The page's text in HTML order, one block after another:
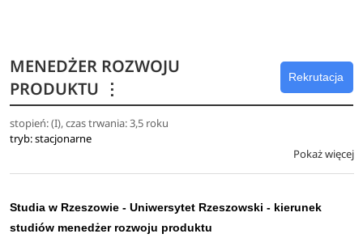
rozwiązywania zadań badawczych i inżynierskich.
Posiada ponadto umiejętności posługiwania się językiem
obcym na poziomie B2. Jest przygotowany do podjęcia
pracy w przedsiębiorstwach związanych z logistyką
gospodarczej. Absolwent jest przygotowany również do
podjęcia studiów drugiego stopnia.
MENEDŻER ROZWOJU
PRODUKTU ⋮
Rekrutacja
stopień: (I), czas trwania: 3,5 roku
tryb: stacjonarne
Pokaż więcej
Studia w Rzeszowie - Uniwersytet Rzeszowski - kierunek
studiów menedżer rozwoju produktu